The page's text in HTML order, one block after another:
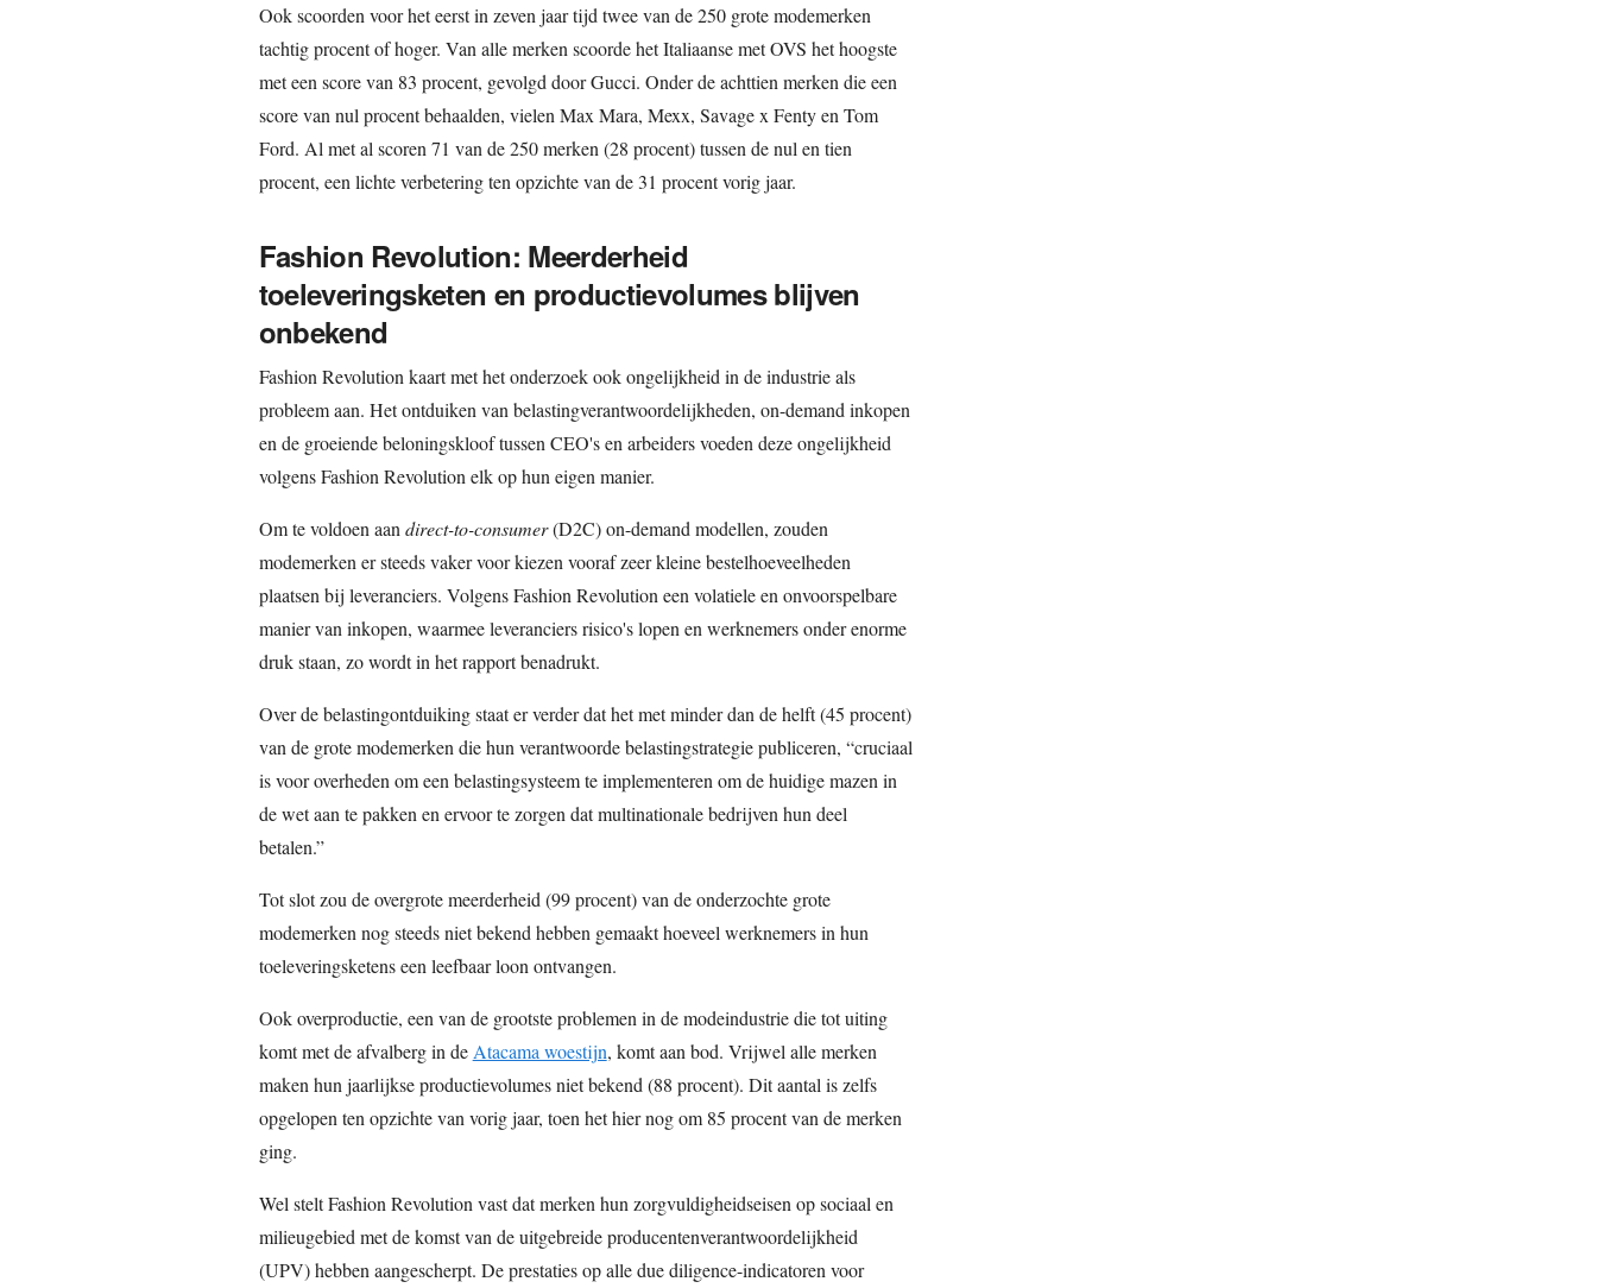
Ook scoorden voor het eerst in zeven jaar tijd twee van de 250 grote modemerken
tachtig procent of hoger. Van alle merken scoorde het Italiaanse met OVS het hoogste
met een score van 83 procent, gevolgd door Gucci. Onder de achttien merken die een
score van nul procent behaalden, vielen Max Mara, Mexx, Savage x Fenty en Tom
Ford. Al met al scoren 71 van de 250 merken (28 procent) tussen de nul en tien
procent, een lichte verbetering ten opzichte van de 31 procent vorig jaar.
Fashion Revolution: Meerderheid
toeleveringsketen en productievolumes blijven
onbekend
Fashion Revolution kaart met het onderzoek ook ongelijkheid in de industrie als
probleem aan. Het ontduiken van belastingverantwoordelijkheden, on-demand inkopen
en de groeiende beloningskloof tussen CEO's en arbeiders voeden deze ongelijkheid
volgens Fashion Revolution elk op hun eigen manier.
Om te voldoen aan direct-to-consumer(D2C) on-demand modellen, zouden
modemerken er steeds vaker voor kiezen vooraf zeer kleine bestelhoeveelheden
plaatsen bij leveranciers. Volgens Fashion Revolution een volatiele en onvoorspelbare
manier van inkopen, waarmee leveranciers risico's lopen en werknemers onder enorme
druk staan, zo wordt in het rapport benadrukt.
Over de belastingontduiking staat er verder dat het met minder dan de helft (45 procent)
van de grote modemerken die hun verantwoorde belastingstrategie publiceren, “cruciaal
is voor overheden om een belastingsysteem te implementeren om de huidige mazen in
de wet aan te pakken en ervoor te zorgen dat multinationale bedrijven hun deel
betalen.”
Tot slot zou de overgrote meerderheid (99 procent) van de onderzochte grote
modemerken nog steeds niet bekend hebben gemaakt hoeveel werknemers in hun
toeleveringsketens een leefbaar loon ontvangen.
Ook overproductie, een van de grootste problemen in de modeindustrie die tot uiting
komt met de afvalberg in de Atacama woestijn, komt aan bod. Vrijwel alle merken
maken hun jaarlijkse productievolumes niet bekend (88 procent). Dit aantal is zelfs
opgelopen ten opzichte van vorig jaar, toen het hier nog om 85 procent van de merken
ging.
Wel stelt Fashion Revolution vast dat merken hun zorgvuldigheidseisen op sociaal en
milieugebied met de komst van de uitgebreide producentenverantwoordelijkheid
(UPV) hebben aangescherpt. De prestaties op alle due diligence-indicatoren voor